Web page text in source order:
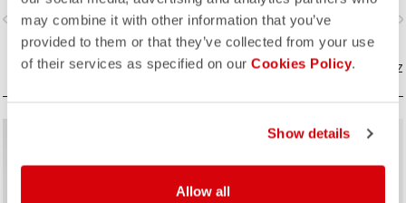
may combine it with other information that you’ve
provided to them or that they’ve collected from your use
of their services as specified on our Cookies Policy.
Show details
Allow all
même lorsque vous mettez le pied
à terre.
navigate_next
COMPAREZ
même lorsque vous mettez le pied
à terre.
navigate_before
COMPAREZ